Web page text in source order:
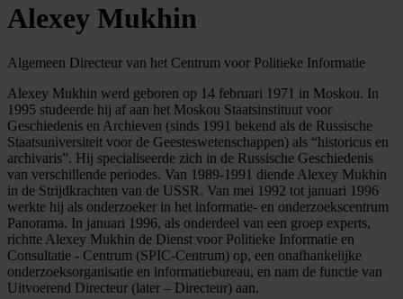
Alexey Mukhin
Algemeen Directeur van het Centrum voor Politieke Informatie
Alexey Mukhin werd geboren op 14 februari 1971 in Moskou. In
1995 studeerde hij af aan het Moskou Staatsinstituut voor
Geschiedenis en Archieven (sinds 1991 bekend als de Russische
Staatsuniversiteit voor de Geesteswetenschappen) als “historicus en
archivaris”. Hij specialiseerde zich in de Russische Geschiedenis
van verschillende periodes. Van 1989-1991 diende Alexey Mukhin
in de Strijdkrachten van de USSR. Van mei 1992 tot januari 1996
werkte hij als onderzoeker in het informatie- en onderzoekscentrum
Panorama. In januari 1996, als onderdeel van een groep experts,
richtte Alexey Mukhin de Dienst voor Politieke Informatie en
Consultatie - Centrum (SPIC-Centrum) op, een onafhankelijke
onderzoeksorganisatie en informatiebureau, en nam de functie van
Uitvoerend Directeur (later – Directeur) aan.